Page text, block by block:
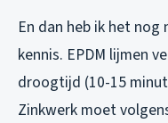
En dan heb ik het
kennis. EPDM lijmen
droogtijd (10-15
Zinkwerk moet